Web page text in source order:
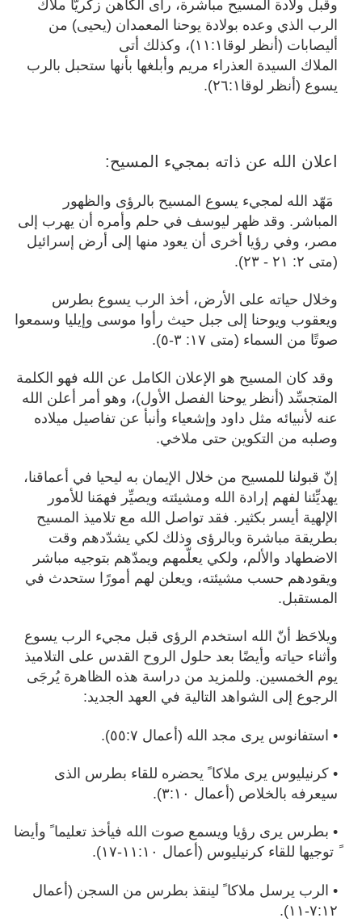
وقبل ولادة المسيح مباشرة، رأى الكاهن زكريّا ملاك
الرب الذي وعده بولادة يوحنا المعمدان (يحيى) من
أليصابات (أنظر لوقا١١:١)، وكذلك أتى
الملاك السيدة العذراء مريم وأبلغها بأنها ستحبل بالرب
يسوع (أنظر لوقا٢٦:١).
اعلان الله عن ذاته بمجيء المسيح:
مَهّد الله لمجيء يسوع المسيح بالرؤى والظهور
المباشر. وقد ظهر ليوسف في حلم وأمره أن يهرب إلى
مصر، وفي رؤيا أخرى أن يعود منها إلى أرض إسرائيل
(متى ٢: ٢١ - ٢٣).
وخلال حياته على الأرض، أخذ الرب يسوع بطرس
ويعقوب ويوحنا إلى جبل حيث رأوا موسى وإيليا وسمعوا
صوتًا من السماء (متى ١٧: ٣-٥).
وقد كان المسيح هو الإعلان الكامل عن الله فهو الكلمة
المتجسِّد (أنظر يوحنا الفصل الأول)، وهو أمر أعلن الله
عنه لأنبيائه مثل داود وإشعياء وأنبأ عن تفاصيل ميلاده
وصلبه من التكوين حتى ملاخي.
إنّ قبولنا للمسيح من خلال الإيمان به ليحيا في أعماقنا،
يهديِّئنا لفهم إرادة الله ومشيئته ويصيِّر فهمَنا للأمور
الإلهية أيسر بكثير. فقد تواصل الله مع تلاميذ المسيح
بطريقة مباشرة وبالرؤى وذلك لكي يشدّدهم وقت
الاضطهاد والألم، ولكي يعلّمهم ويمدّهم بتوجيه مباشر
ويقودهم حسب مشيئته، ويعلن لهم أمورًا ستحدث في
المستقبل.
ويلاحَظ أنّ الله استخدم الرؤى قبل مجيء الرب يسوع
وأثناء حياته وأيضًا بعد حلول الروح القدس على التلاميذ
يوم الخمسين. وللمزيد من دراسة هذه الظاهرة يُرجَى
الرجوع إلى الشواهد التالية في العهد الجديد:
• استفانوس يرى مجد الله (أعمال ٥٥:٧).
• كرنيليوس يرى ملاكا ً يحضره للقاء بطرس الذى
سيعرفه بالخلاص (أعمال ٣:١٠).
• بطرس يرى رؤيا ويسمع صوت الله فيأخذ تعليما ً وأيضا
ً توجيها للقاء كرنيليوس (أعمال ١١:١٠-١٧).
• الرب يرسل ملاكا ً لينقذ بطرس من السجن (أعمال
٧:١٢-١١).